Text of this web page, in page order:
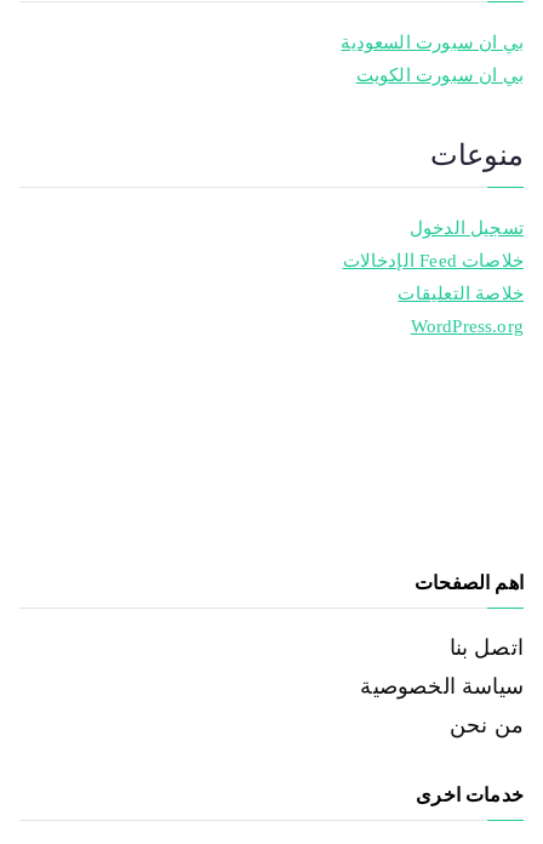
بي ان سبورت السعودية
بي ان سبورت الكويت
منوعات
تسجيل الدخول
خلاصات Feed الإدخالات
خلاصة التعليقات
WordPress.org
اهم الصفحات
اتصل بنا
سياسة الخصوصية
من نحن
خدمات اخرى